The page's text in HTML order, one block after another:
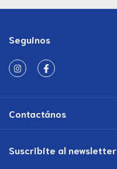
Seguinos
Contactános
Suscribite al newsletter